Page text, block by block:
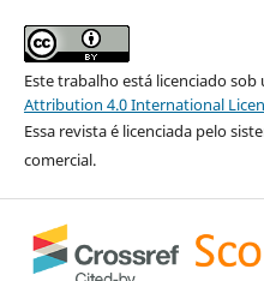
Este trabalho está licenciado sob
Attribution 4.0 International
Essa revista é licenciada pelo
comercial.